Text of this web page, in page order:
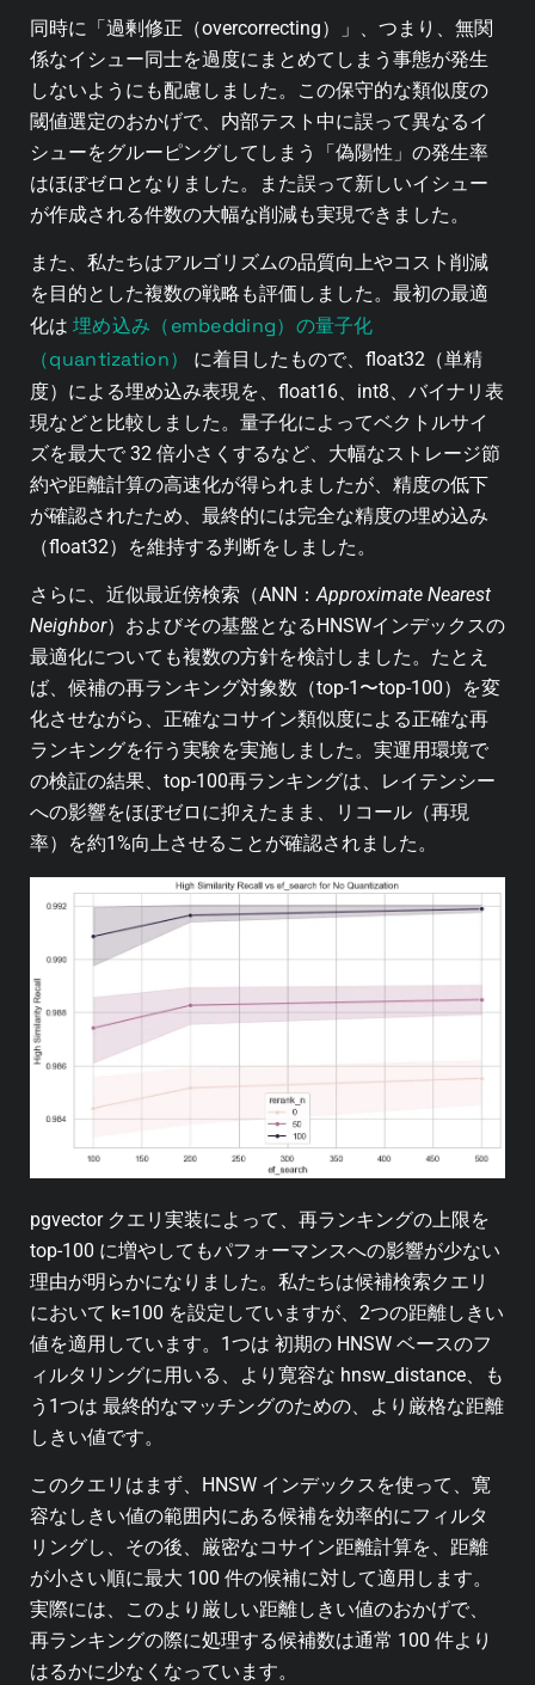
同時に「過剰修正（overcorrecting）」、つまり、無関
係なイシュー同士を過度にまとめてしまう事態が発生
しないようにも配慮しました。この保守的な類似度の
閾値選定のおかげで、内部テスト中に誤って異なるイ
シューをグルーピングしてしまう「偽陽性」の発生率
はほぼゼロとなりました。また誤って新しいイシュー
が作成される件数の大幅な削減も実現できました。
また、私たちはアルゴリズムの品質向上やコスト削減
を目的とした複数の戦略も評価しました。最初の最適
化は 埋め込み（embedding）の量子化
（quantization）
に着目したもので、float32（単精
度）による埋め込み表現を、float16、int8、バイナリ表
現などと比較しました。量子化によってベクトルサイ
ズを最大で 32 倍小さくするなど、大幅なストレージ節
約や距離計算の高速化が得られましたが、精度の低下
が確認されたため、最終的には完全な精度の埋め込み
（float32）を維持する判断をしました。
さらに、近似最近傍検索（ANN：Approximate Nearest
Neighbor）およびその基盤となるHNSWインデックスの
最適化についても複数の方針を検討しました。たとえ
ば、候補の再ランキング対象数（top-1〜top-100）を変
化させながら、正確なコサイン類似度による正確な再
ランキングを行う実験を実施しました。実運用環境で
の検証の結果、top-100再ランキングは、レイテンシー
への影響をほぼゼロに抑えたまま、リコール（再現
率）を約1%向上させることが確認されました。
pgvector クエリ実装によって、再ランキングの上限を
top-100 に増やしてもパフォーマンスへの影響が少ない
理由が明らかになりました。 私たちは候補検索クエリ
において k=100 を設定していますが、2つの距離しきい
値を適用しています。1つは 初期の HNSW ベースのフ
ィルタリングに用いる、より寛容な hnsw_distance、も
う1つは 最終的なマッチングのための、より厳格な距離
しきい値です。
このクエリはまず、HNSW インデックスを使って、寛
容なしきい値の範囲内にある候補を効率的にフィルタ
リングし、その後、厳密なコサイン距離計算を、距離
が小さい順に最大 100 件の候補に対して適用します。
実際には、このより厳しい距離しきい値のおかげで、
再ランキングの際に処理する候補数は通常 100 件より
はるかに少なくなっています。